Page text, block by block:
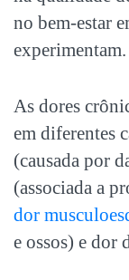
no bem-estar
experimentam.
As dores
em diferentes
(causada por
(associada a
dor
e ossos) e dor